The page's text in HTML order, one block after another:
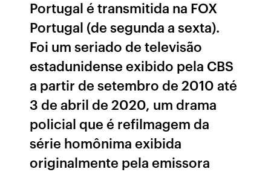
Portugal é transmitida na FOX
Portugal (de segunda a sexta).
Foi um seriado de televisão
estadunidense exibido pela CBS
a partir de setembro de 2010 até
3 de abril de 2020, um drama
policial que é refilmagem da
série homônima exibida
originalmente pela emissora